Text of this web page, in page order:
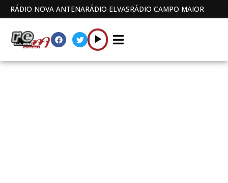
RÁDIO NOVA ANTENARÁDIO ELVASRÁDIO CAMPO MAIOR